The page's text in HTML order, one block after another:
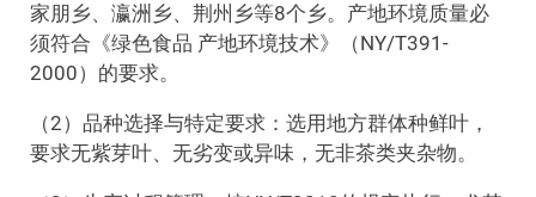
家朋乡、瀛洲乡、荆州乡等8个乡。产地环境质量必
须符合《绿色食品 产地环境技术》（NY/T391-
2000）的要求。
（2）品种选择与特定要求：选用地方群体种鲜叶，
要求无紫芽叶、无劣变或异味，无非茶类夹杂物。